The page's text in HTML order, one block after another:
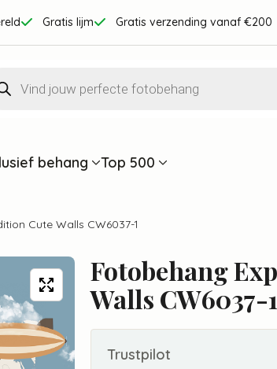
Gratis lijm Gratis verzending vanaf €200
behang Top 500
Cute Walls CW6037-1
Fotobehang
Walls CW6037-1
Trustpilot